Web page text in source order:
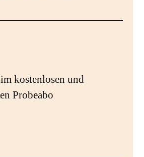
kostenlosen und
Probeabo